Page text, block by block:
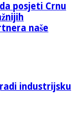
posjeti Crnu
naše
industrijsku